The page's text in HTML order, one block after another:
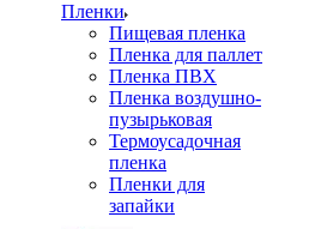
Пленки
Пищевая пленка
Пленка для паллет
Пленка ПВХ
Пленка воздушно-
пузырьковая
Термоусадочная
пленка
Пленки для
запайки